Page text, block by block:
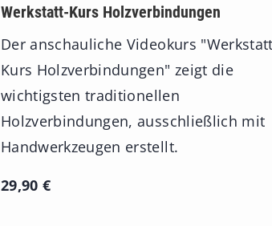
3
0
0
Werkstatt-Kurs Holzverbindungen
Der anschauliche Videokurs
Kurs Holzverbindungen" zeigt die
wichtigsten traditionellen
Holzverbindungen, ausschließlich mit
Handwerkzeugen erstellt.
29,90 €